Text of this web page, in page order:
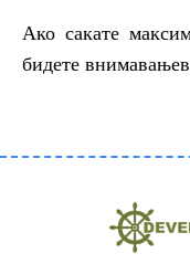
Ако сакате
бидете